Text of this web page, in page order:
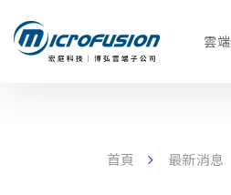
雲
首頁 最新消息